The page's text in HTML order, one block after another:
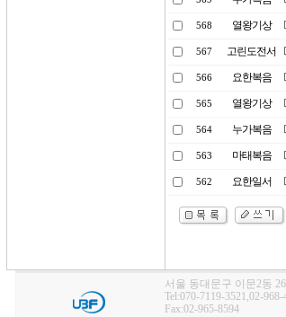
568 열왕기상
567 고린도전서
566 요한복음
565 열왕기상
564 누가복음
563 마태복음
562 요한일서
서울 동대문구 이문2동
Tel:070-7119-3521,02-968-
Fax:02-965-8594